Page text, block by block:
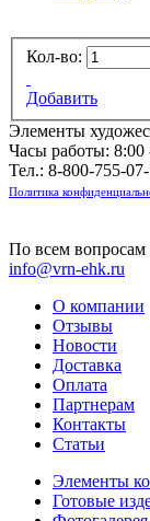
Кол-во:
Добавить
Элементы
Часы работы: 8:00
Тел.: 8-800-755-
Политика
По всем
info@vrn-ehk.ru
О компании
Отзывы
Новости
Доставка
Оплата
Партнерам
Контакты
Статьи
Элементы
Готовые